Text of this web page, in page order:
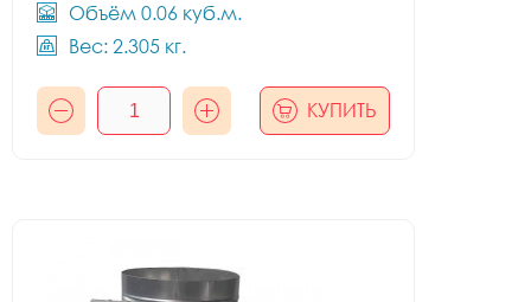
Объём 0.06 куб.м.
Вес: 2.305 кг.
КУПИТЬ